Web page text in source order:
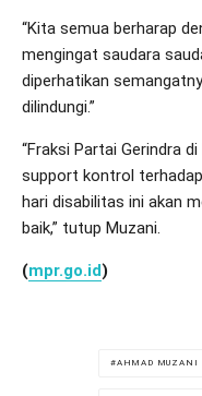
“Kita semua berharap
mengingat saudara
diperhatikan
dilindungi.”
“Fraksi Partai Gerindra
support kontrol
hari disabilitas ini akan
baik,” tutup Muzani.
(mpr.go.id)
AHMAD MUZANI